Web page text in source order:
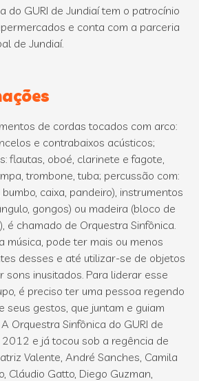
do GURI de Jundiaí tem o patrocínio
e conta com a parceria
de Jundiaí.
de cordas tocados com arco:
e contrabaixos acústicos;
flautas, oboé, clarinete e fagote,
trombone, tuba; percussão com:
caixa, pandeiro), instrumentos
gongos) ou madeira (bloco de
é chamado de Orquestra Sinfônica.
música, pode ter mais ou menos
desses e até utilizar-se de objetos
sons inusitados. Para liderar esse
é preciso ter uma pessoa regendo
seus gestos, que juntam e guiam
Orquestra Sinfônica do GURI de
e já tocou sob a regência de
Valente, André Sanches, Camila
Cláudio Gatto, Diego Guzman,